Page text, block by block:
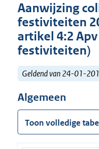
Aanwijzing
festiviteiten
artikel 4:2
festiviteiten)
Geldend van 24-01-
Algemeen
Toon volledige